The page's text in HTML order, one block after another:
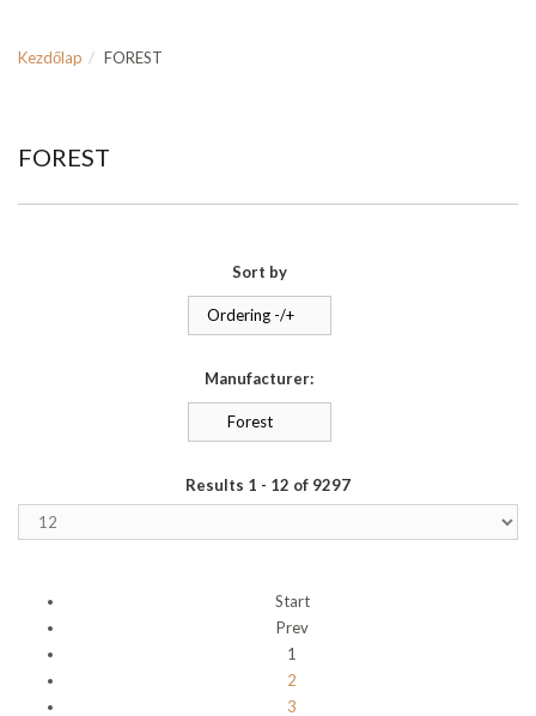
Kezdőlap FOREST
FOREST
Sort by
Ordering -/+
Manufacturer:
Forest
Results 1 - 12 of 9297
Start
Prev
1
2
3